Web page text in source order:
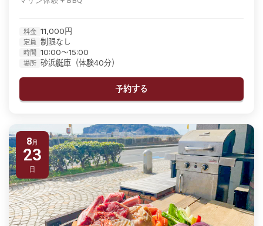
料金 11,000円
定員 制限なし
時間 10:00〜15:00
場所 砂浜艇庫（体験40分）
予約する
8
23
日